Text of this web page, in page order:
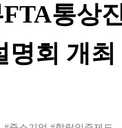
통상
명회 개최